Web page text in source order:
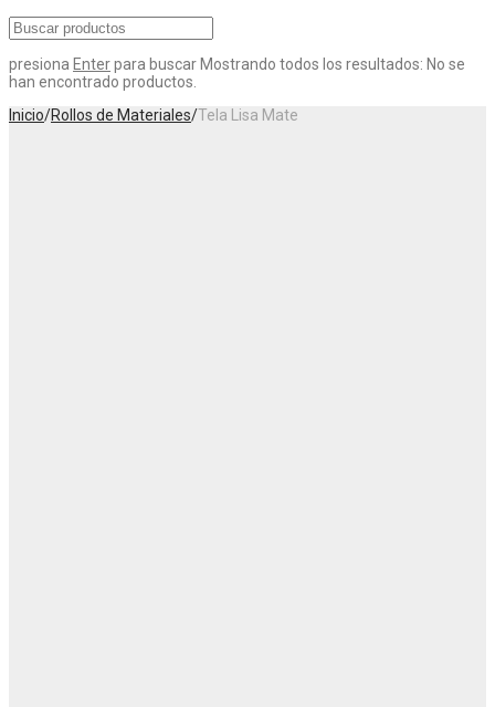
presiona Enterpara buscar Mostrando todos los resultados: No se
han encontrado productos.
Inicio/Rollos de Materiales/Tela Lisa Mate